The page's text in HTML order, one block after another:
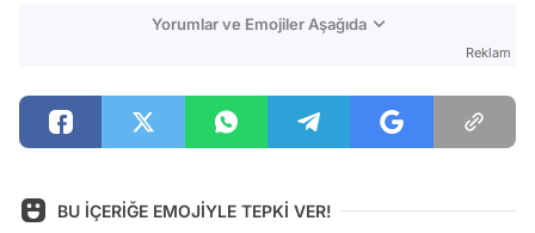
Yorumlar ve Emojiler Aşağıda
Reklam
BU İÇERİĞE EMOJİYLE TEPKİ VER!